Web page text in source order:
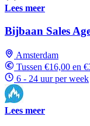
Lees meer
Bijbaan Sales
Amsterdam
Tussen €16,00 en
6 - 24 uur per week
Lees meer